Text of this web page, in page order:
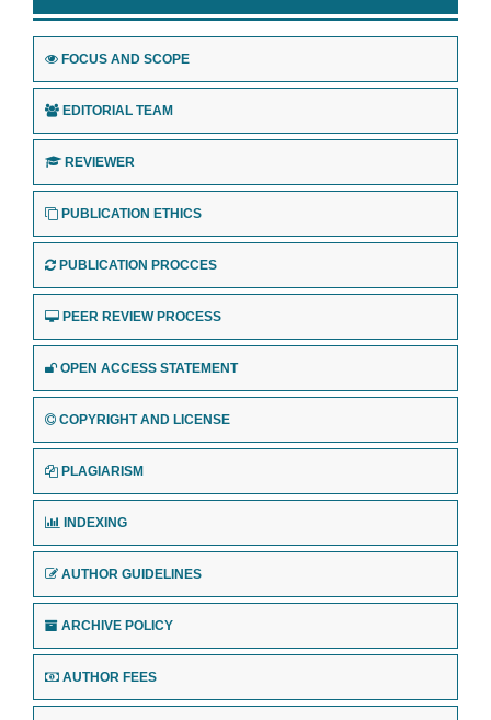
FOCUS AND SCOPE
EDITORIAL TEAM
REVIEWER
PUBLICATION ETHICS
PUBLICATION PROCCES
PEER REVIEW PROCESS
OPEN ACCESS STATEMENT
COPYRIGHT AND LICENSE
PLAGIARISM
INDEXING
AUTHOR GUIDELINES
ARCHIVE POLICY
AUTHOR FEES